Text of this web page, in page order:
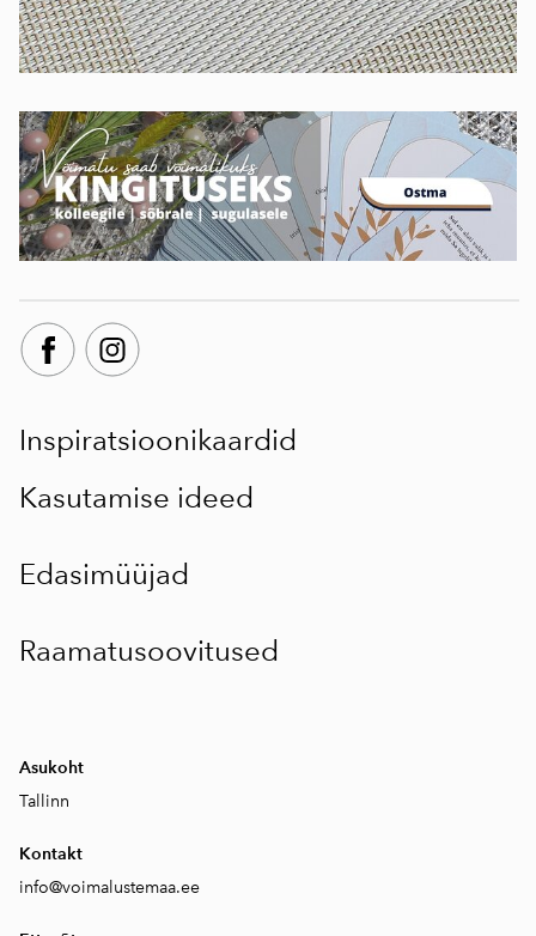
Inspiratsioonikaardid
Kasutamise ideed
Edasimüüjad
Raamatusoovitused
Asukoht
Tallinn
Kontakt
info@voimalustemaa.ee